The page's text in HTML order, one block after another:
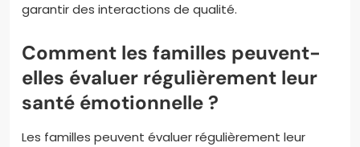
garantir des interactions de qualité.
Comment les familles peuvent-
elles évaluer régulièrement leur
santé émotionnelle ?
Les familles peuvent évaluer régulièrement leur